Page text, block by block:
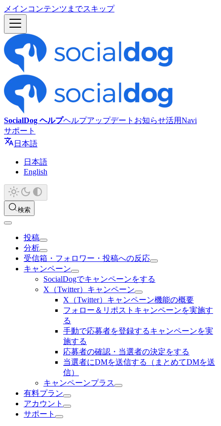
メインコンテンツまでスキップ
SocialDog ヘルプヘルプアップデート お知らせ活用Navi
サポート
日本語
日本語
English
検索
投稿
分析
受信箱・フォロワー・投稿への反応
キャンペーン
SocialDogでキャンペーンをする
X（Twitter）キャンペーン
X（Twitter）キャンペーン機能の概要
フォロー＆リポストキャンペーンを実施す
る
手動で応募者を登録するキャンペーンを実
施する
応募者の確認・当選者の決定をする
当選者にDMを送信する（まとめてDMを送
信）
キャンペーンプラス
有料プラン
アカウント
サポート